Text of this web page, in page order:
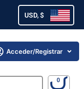
USD, $
Acceder/Registrar